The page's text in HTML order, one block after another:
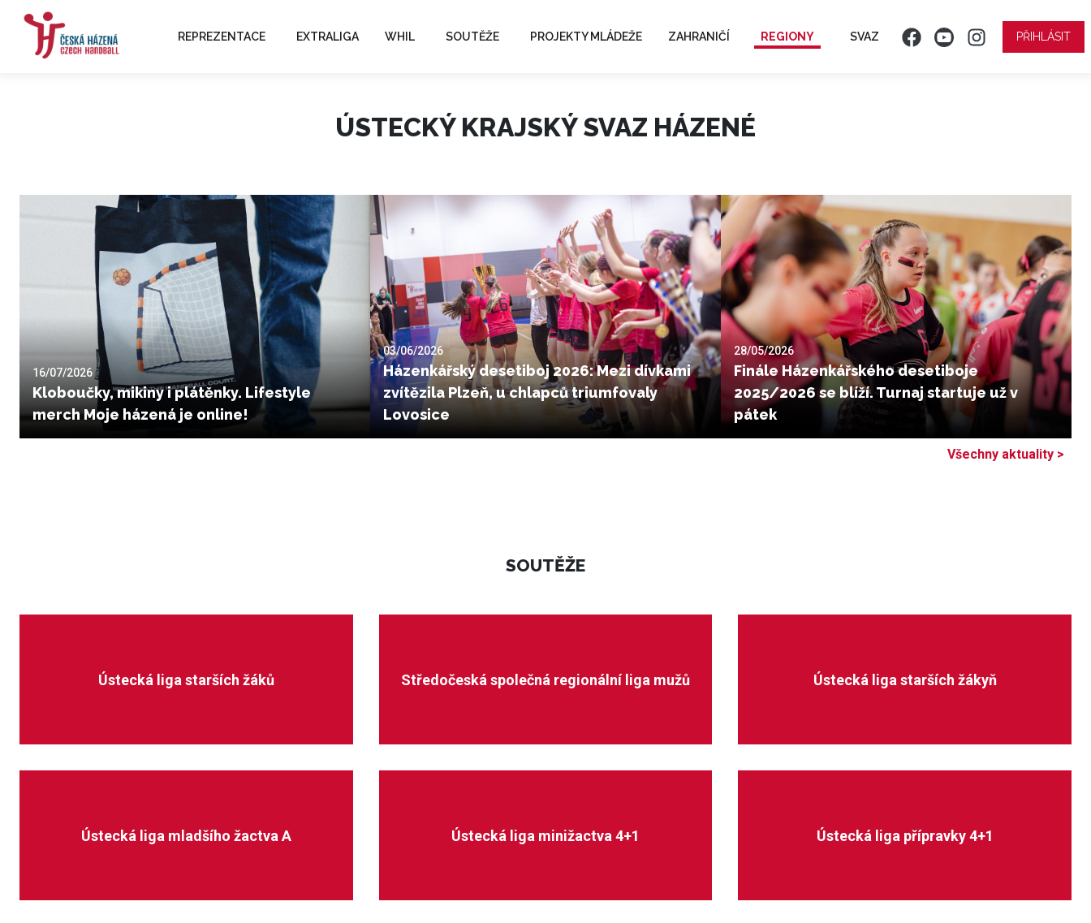
REPREZENTACE EXTRALIGA WHIL SOUTĚŽE PROJEKTY MLÁDEŽE ZAHRANIČÍ REGIONY SVAZ PŘIHLÁSIT
ÚSTECKÝ KRAJSKÝ SVAZ HÁZENÉ
16/07/2026
Kloboučky, mikiny i plátěnky. Lifestyle
merch Moje házená je online!
03/06/2026
Házenkářský desetiboj 2026: Mezi dívkami
zvítězila Plzeň, u chlapců triumfovaly
Lovosice
28/05/2026
Finále Házenkářského desetiboje
2025/2026 se blíží. Turnaj startuje už v
pátek
Všechny aktuality >
SOUTĚŽE
Ústecká liga starších žáků Středočeská společná regionální liga mužů Ústecká liga starších žákyň
Ústecká liga mladšího žactva A Ústecká liga minižactva 4+1 Ústecká liga přípravky 4+1